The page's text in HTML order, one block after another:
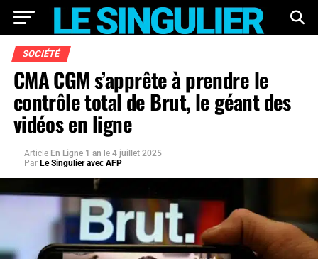
SOCIÉTÉ
CMA CGM s’apprête à prendre le
contrôle total de Brut, le géant des
vidéos en ligne
Article En Ligne 1 an le 4 juillet 2025
Par Le Singulier avec AFP